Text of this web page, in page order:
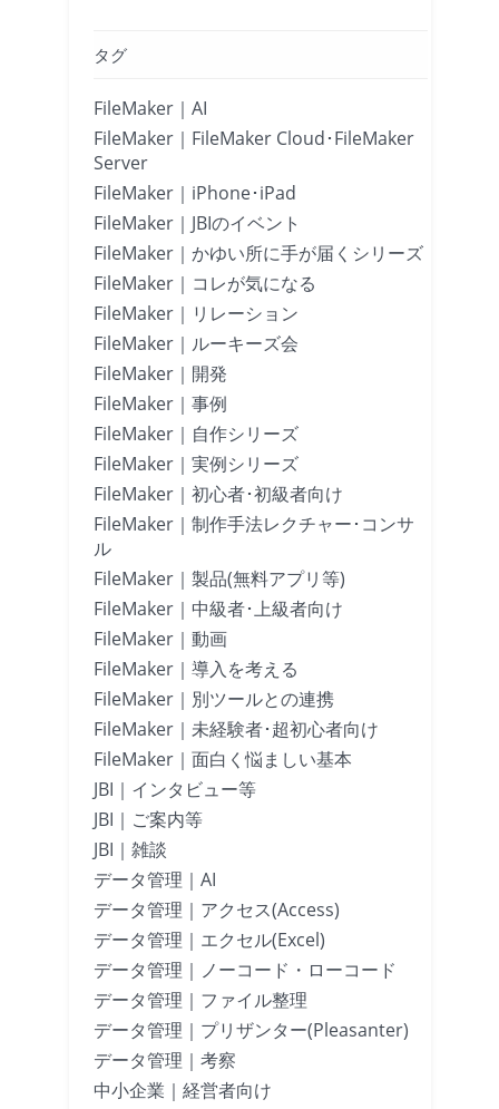
タグ
FileMaker｜AI
FileMaker｜FileMaker Cloud･FileMaker
Server
FileMaker｜iPhone･iPad
FileMaker｜JBIのイベント
FileMaker｜かゆい所に手が届くシリーズ
FileMaker｜コレが気になる
FileMaker｜リレーション
FileMaker｜ルーキーズ会
FileMaker｜開発
FileMaker｜事例
FileMaker｜自作シリーズ
FileMaker｜実例シリーズ
FileMaker｜初心者･初級者向け
FileMaker｜制作手法レクチャー･コンサ
ル
FileMaker｜製品(無料アプリ等)
FileMaker｜中級者･上級者向け
FileMaker｜動画
FileMaker｜導入を考える
FileMaker｜別ツールとの連携
FileMaker｜未経験者･超初心者向け
FileMaker｜面白く悩ましい基本
JBI｜インタビュー等
JBI｜ご案内等
JBI｜雑談
データ管理｜AI
データ管理｜アクセス(Access)
データ管理｜エクセル(Excel)
データ管理｜ノーコード・ローコード
データ管理｜ファイル整理
データ管理｜プリザンター(Pleasanter)
データ管理｜考察
中小企業｜経営者向け